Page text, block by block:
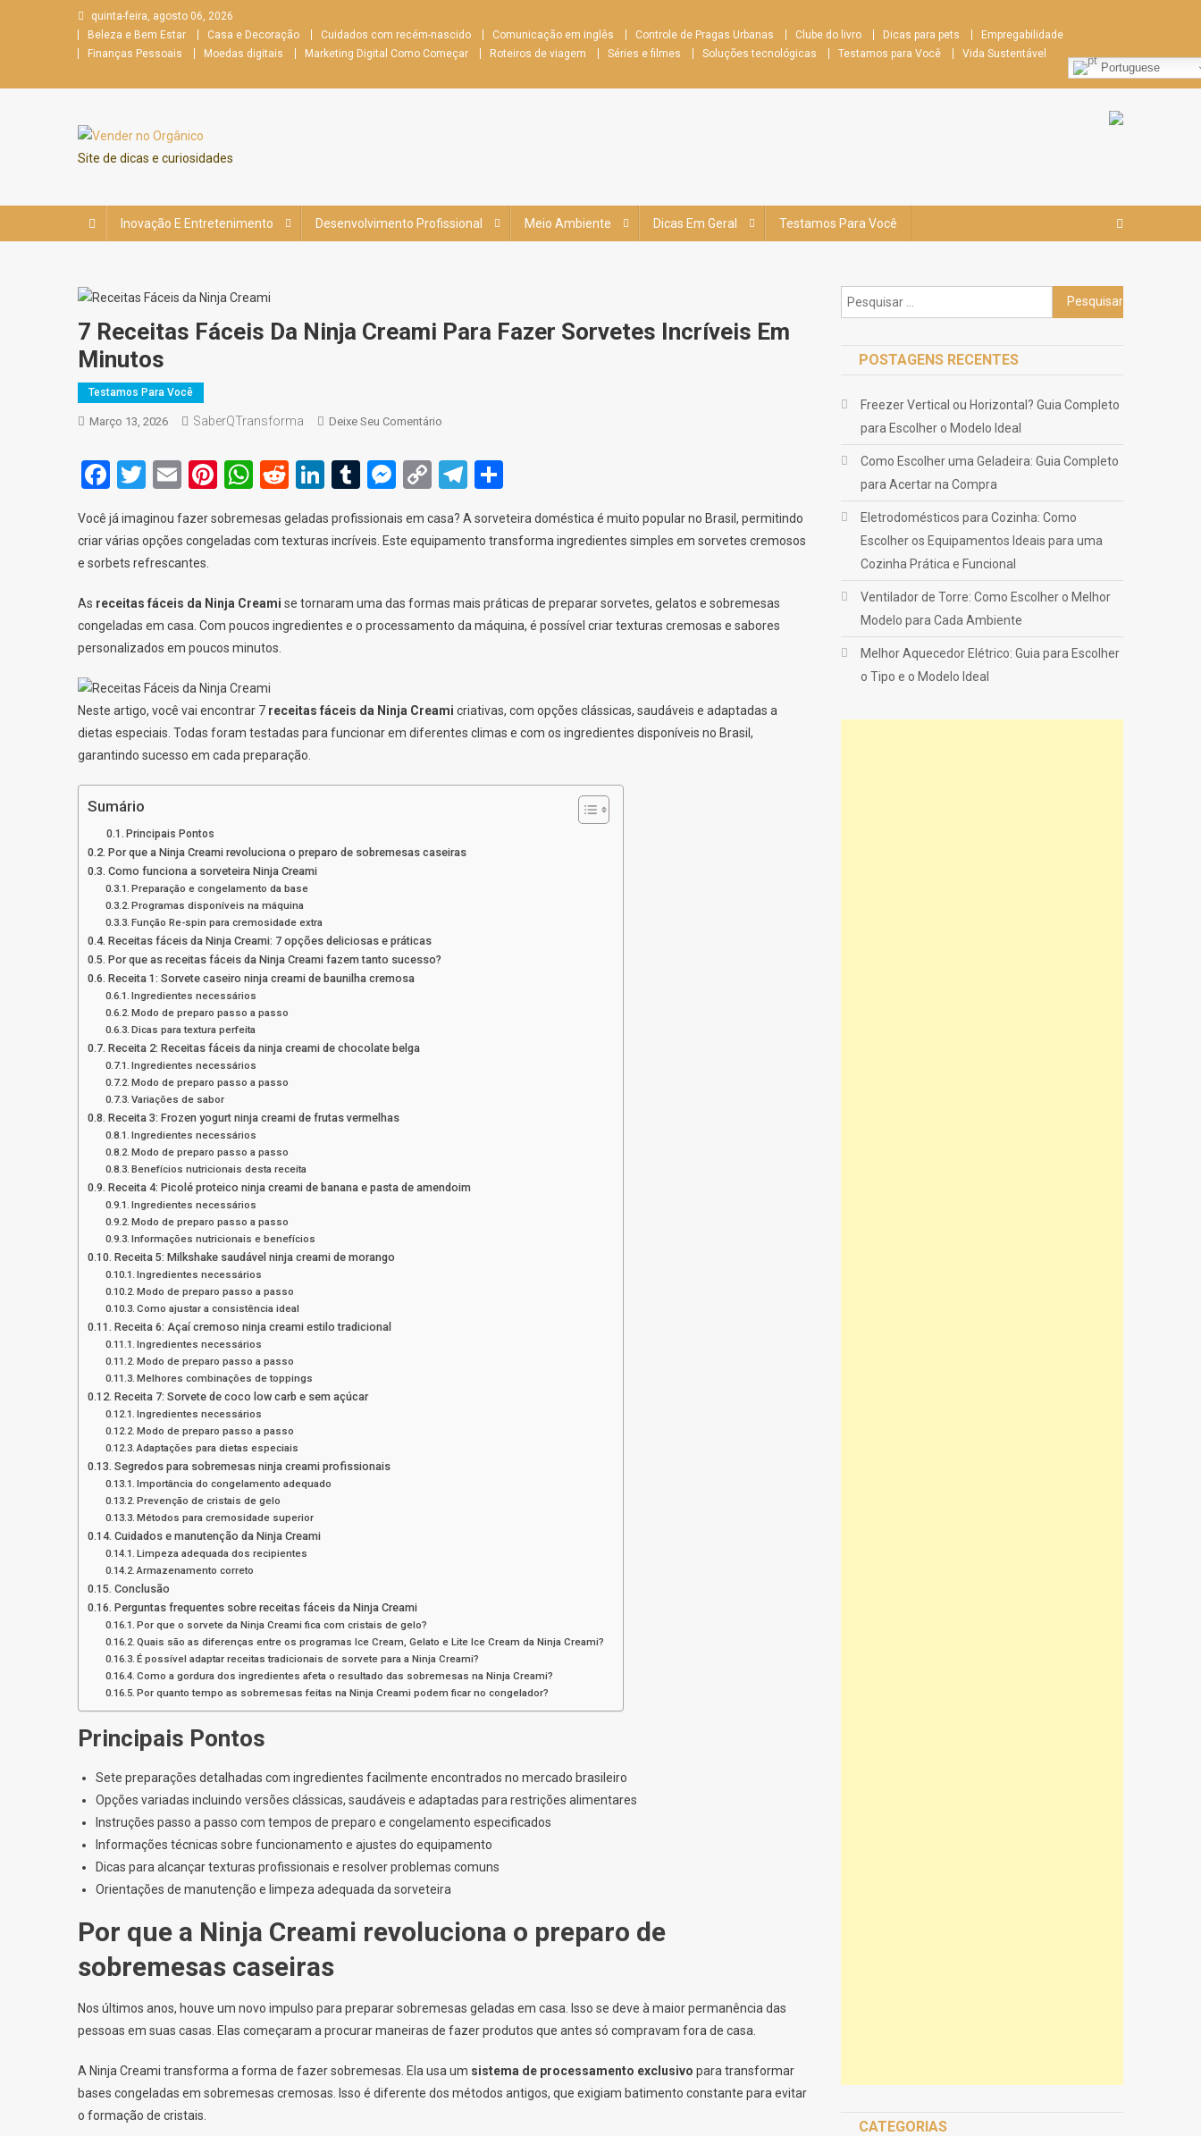
quinta-feira, agosto 06, 2026
Beleza e Bem Estar
Casa e Decoração Cuidados com recém-nascido Comunicação em inglês Controle de Pragas Urbanas Clube do livro Dicas para pets
Empregabilidade
Finanças Pessoais
Moedas digitais Marketing Digital Como Começar Roteiros de viagem Séries e filmes Soluções tecnológicas Testamos para Você Vida Sustentável
Portuguese
Site de dicas e curiosidades
Inovação E Entretenimento Desenvolvimento Profissional Meio Ambiente Dicas Em Geral Testamos Para Você
7 Receitas Fáceis Da Ninja Creami Para Fazer Sorvetes Incríveis Em
Minutos
Testamos Para Você
Março 13, 2026 SaberQTransforma Deixe Seu Comentário
Receitas
Fáceis
Ninja
Creami
Sorvetes
Incríveis
Facebook
Twitter
EmailPinterest
WhatsApp
RedditLinkedIn
Tumblr
Messenger
CopyTelegram
Você já imaginou fazer sobremesas geladas profissionais em casa? A sorveteira doméstica é muito popular no Brasil, permitindo
criar várias opções congeladas com texturas incríveis. Este equipamento transforma ingredientes simples em sorvetes cremosos
e sorbets refrescantes.
As receitas fáceis da Ninja Creami se tornaram uma das formas mais práticas de preparar sorvetes, gelatos e sobremesas
congeladas em casa. Com poucos ingredientes e o processamento da máquina, é possível criar texturas cremosas e sabores
personalizados em poucos minutos.
Neste artigo, você vai encontrar 7 receitas fáceis da Ninja Creami criativas, com opções clássicas, saudáveis e adaptadas a
dietas especiais. Todas foram testadas para funcionar em diferentes climas e com os ingredientes disponíveis no Brasil,
garantindo sucesso em cada preparação.
Sumário
Principais Pontos
Por que a Ninja Creami revoluciona o preparo de sobremesas caseiras
Como funciona a sorveteira Ninja Creami
Preparação e congelamento da base
Programas disponíveis na máquina
Função Re-spin para cremosidade extra
Receitas fáceis da Ninja Creami: 7 opções deliciosas e práticas
Por que as receitas fáceis da Ninja Creami fazem tanto sucesso?
Receita 1: Sorvete caseiro ninja creami de baunilha cremosa
Ingredientes necessários
Modo de preparo passo a passo
Dicas para textura perfeita
Receita 2: Receitas fáceis da ninja creami de chocolate belga
Ingredientes necessários
Modo de preparo passo a passo
Variações de sabor
Receita 3: Frozen yogurt ninja creami de frutas vermelhas
Ingredientes necessários
Modo de preparo passo a passo
Benefícios nutricionais desta receita
Receita 4: Picolé proteico ninja creami de banana e pasta de amendoim
Ingredientes necessários
Modo de preparo passo a passo
Informações nutricionais e benefícios
Receita 5: Milkshake saudável ninja creami de morango
Ingredientes necessários
Modo de preparo passo a passo
Como ajustar a consistência ideal
Receita 6: Açaí cremoso ninja creami estilo tradicional
Ingredientes necessários
Modo de preparo passo a passo
Melhores combinações de toppings
Receita 7: Sorvete de coco low carb e sem açúcar
Ingredientes necessários
Modo de preparo passo a passo
Adaptações para dietas especiais
Segredos para sobremesas ninja creami profissionais
Importância do congelamento adequado
Prevenção de cristais de gelo
Métodos para cremosidade superior
Cuidados e manutenção da Ninja Creami
Limpeza adequada dos recipientes
Armazenamento correto
Conclusão
Perguntas frequentes sobre receitas fáceis da Ninja Creami
Por que o sorvete da Ninja Creami fica com cristais de gelo?
Quais são as diferenças entre os programas Ice Cream, Gelato e Lite Ice Cream da Ninja Creami?
É possível adaptar receitas tradicionais de sorvete para a Ninja Creami?
Como a gordura dos ingredientes afeta o resultado das sobremesas na Ninja Creami?
Por quanto tempo as sobremesas feitas na Ninja Creami podem ficar no congelador?
Principais Pontos
Sete preparações detalhadas com ingredientes facilmente encontrados no mercado brasileiro
Opções variadas incluindo versões clássicas, saudáveis e adaptadas para restrições alimentares
Instruções passo a passo com tempos de preparo e congelamento especificados
Informações técnicas sobre funcionamento e ajustes do equipamento
Dicas para alcançar texturas profissionais e resolver problemas comuns
Orientações de manutenção e limpeza adequada da sorveteira
Por que a Ninja Creami revoluciona o preparo de
sobremesas caseiras
Nos últimos anos, houve um novo impulso para preparar sobremesas geladas em casa. Isso se deve à maior permanência das
pessoas em suas casas. Elas começaram a procurar maneiras de fazer produtos que antes só compravam fora de casa.
A Ninja Creami transforma a forma de fazer sobremesas. Ela usa um sistema de processamento exclusivo para transformar
bases congeladas em sobremesas cremosas. Isso é diferente dos métodos antigos, que exigiam batimento constante para evitar
o formação de cristais.
Pesquisar
por:
POSTAGENS RECENTES
Freezer Vertical ou Horizontal? Guia Completo
para Escolher o Modelo Ideal
Como Escolher uma Geladeira: Guia Completo
para Acertar na Compra
Eletrodomésticos para Cozinha: Como
Escolher os Equipamentos Ideais para uma
Cozinha Prática e Funcional
Ventilador de Torre: Como Escolher o Melhor
Modelo para Cada Ambiente
Melhor Aquecedor Elétrico: Guia para Escolher
o Tipo e o Modelo Ideal
CATEGORIAS